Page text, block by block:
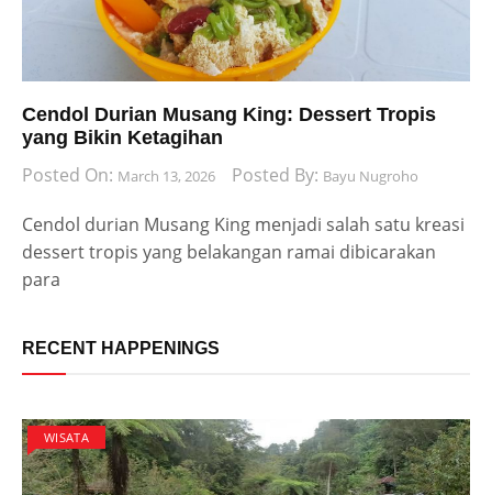
Cendol Durian Musang King: Dessert Tropis
yang Bikin Ketagihan
Posted On: March 13, 2026 Posted By: Bayu Nugroho
Cendol durian Musang King menjadi salah satu kreasi
dessert tropis yang belakangan ramai dibicarakan
para
RECENT HAPPENINGS
WISATA